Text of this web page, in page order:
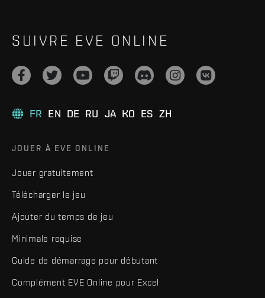
SUIVRE EVE ONLINE
FR EN DE RU JA KO ES ZH
JOUER À EVE ONLINE
Jouer gratuitement
Télécharger le jeu
Ajouter du temps de jeu
Minimale requise
Guide de démarrage pour débutant
Complément EVE Online pour Excel